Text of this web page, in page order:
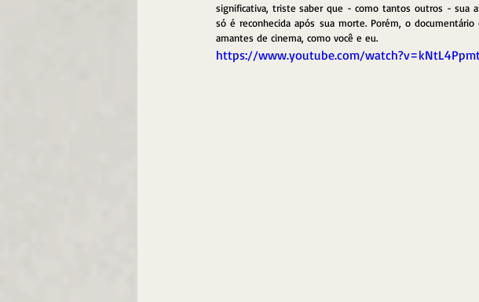
significativa, triste saber que - como tantos outros - sua
só é reconhecida após sua morte. Porém, o
amantes de cinema, como você e eu.
https://www.youtube.com/